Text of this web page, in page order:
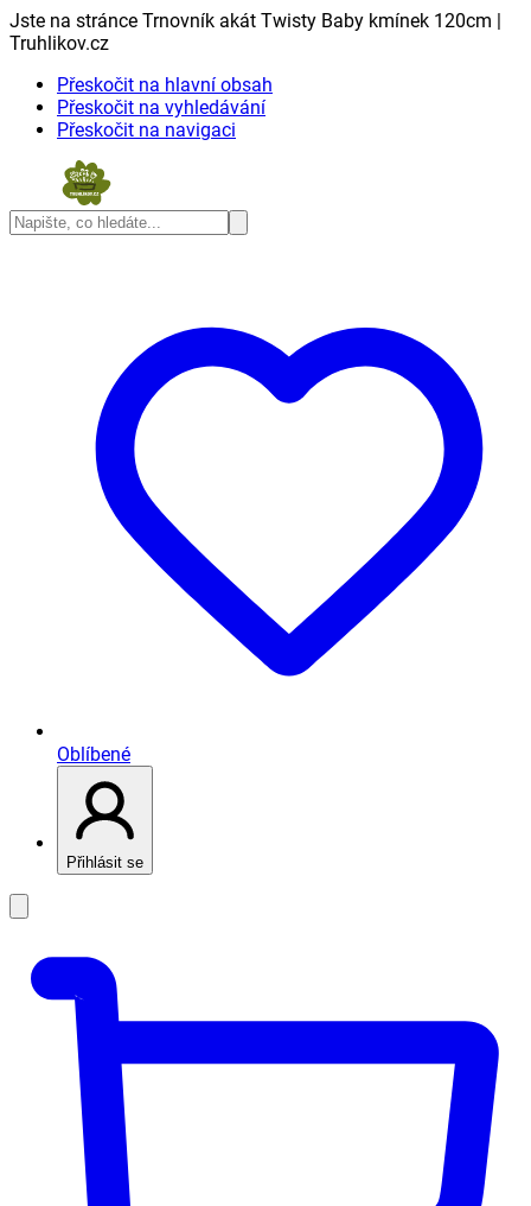
Jste na stránce Trnovník akát Twisty Baby kmínek 120cm |
Truhlikov.cz
Přeskočit na hlavní obsah
Přeskočit na vyhledávání
Přeskočit na navigaci
Oblíbené
Přihlásit se